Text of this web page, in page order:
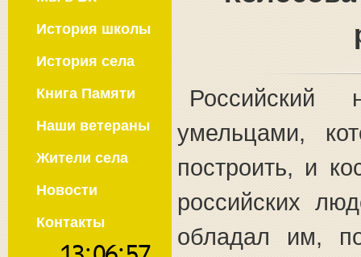
История школы
История села
Книга Памяти
Наши ветераны
Жители села
Новости
Контакты
Российский
умельцами,
построить, и
российских
обладал им,